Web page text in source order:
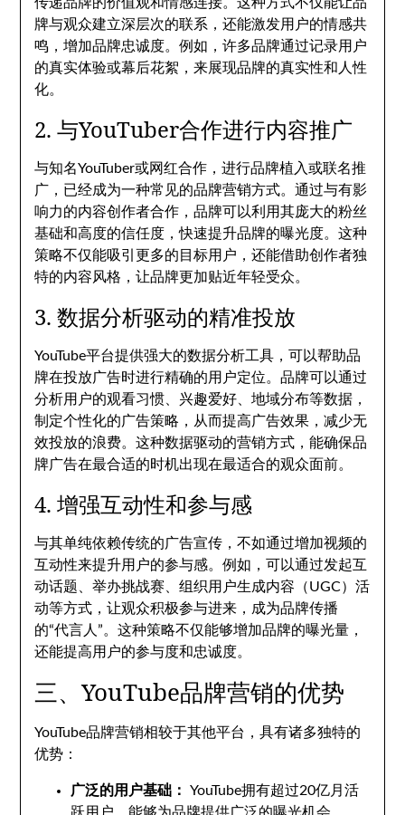
牌与观众建立深层次的联系，还能激发用户的情感共
鸣，增加品牌忠诚度。例如，许多品牌通过记录用户
的真实体验或幕后花絮，来展现品牌的真实性和人性
化。
2. 与YouTuber合作进行内容推广
与知名YouTuber或网红合作，进行品牌植入或联名推
广，已经成为一种常见的品牌营销方式。通过与有影
响力的内容创作者合作，品牌可以利用其庞大的粉丝
基础和高度的信任度，快速提升品牌的曝光度。这种
策略不仅能吸引更多的目标用户，还能借助创作者独
特的内容风格，让品牌更加贴近年轻受众。
3. 数据分析驱动的精准投放
YouTube平台提供强大的数据分析工具，可以帮助品
牌在投放广告时进行精确的用户定位。品牌可以通过
分析用户的观看习惯、兴趣爱好、地域分布等数据，
制定个性化的广告策略，从而提高广告效果，减少无
效投放的浪费。这种数据驱动的营销方式，能确保品
牌广告在最合适的时机出现在最适合的观众面前。
4. 增强互动性和参与感
与其单纯依赖传统的广告宣传，不如通过增加视频的
互动性来提升用户的参与感。例如，可以通过发起互
动话题、举办挑战赛、组织用户生成内容（UGC）活
动等方式，让观众积极参与进来，成为品牌传播
的“代言人”。这种策略不仅能够增加品牌的曝光量，
还能提高用户的参与度和忠诚度。
三、YouTube品牌营销的优势
YouTube品牌营销相较于其他平台，具有诸多独特的
优势：
广泛的用户基础：YouTube拥有超过20亿月活